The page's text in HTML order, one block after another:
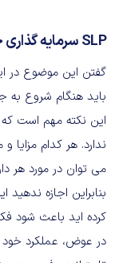
SLPسرمایه
گفتن این موضوع در
باید هنگام شروع به
این نکته مهم است
ندارد. هر کدام مزایا
می توان در مورد هر
بنابراین اجازه
کرده اید باعث شود
در عوض، عملکرد خود